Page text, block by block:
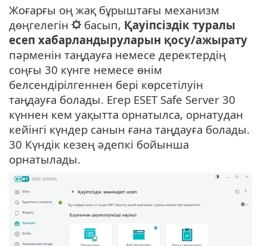
Жоғарғы оң жақ бұрыштағы механизм
дөңгелегін
басып, Қауіпсіздік туралы
есеп хабарландыруларын қосу/ажырату
пәрменін таңдауға немесе деректердің
соңғы 30 күнге немесе өнім
белсендірілгеннен бері көрсетілуін
таңдауға болады. Егер ESET Safe Server 30
күннен кем уақытта орнатылса, орнатудан
кейінгі күндер санын ғана таңдауға болады.
30 Күндік кезең әдепкі бойынша
орнатылады.